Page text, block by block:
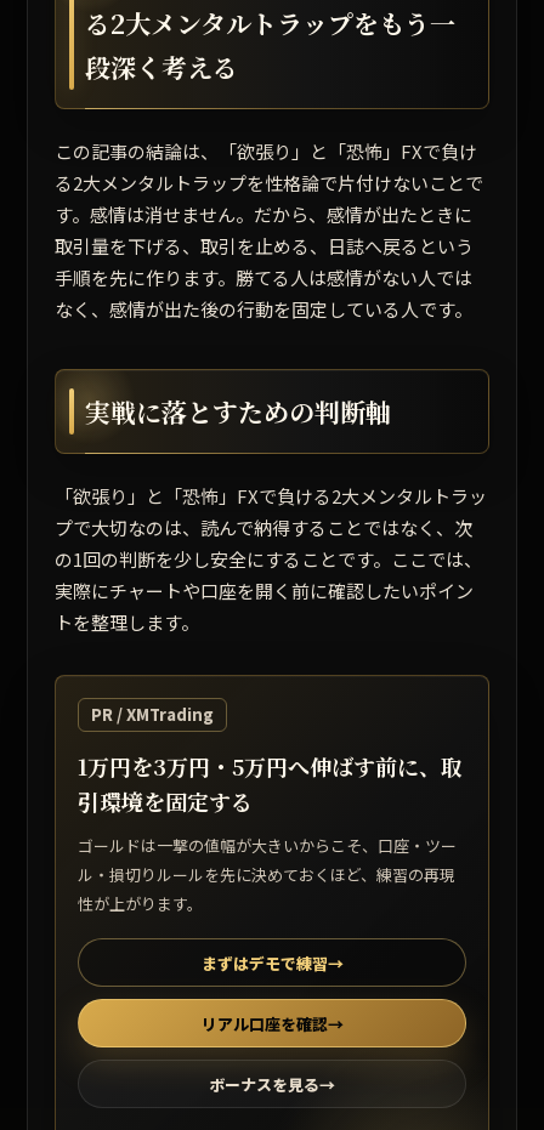
る2大メンタルトラップをもう一
段深く考える
この記事の結論は、「欲張り」と「恐怖」FXで負け
る2大メンタルトラップを性格論で片付けないことで
す。感情は消せません。だから、感情が出たときに
取引量を下げる、取引を止める、日誌へ戻るという
手順を先に作ります。勝てる人は感情がない人では
なく、感情が出た後の行動を固定している人です。
実戦に落とすための判断軸
「欲張り」と「恐怖」FXで負ける2大メンタルトラッ
プで大切なのは、読んで納得することではなく、次
の1回の判断を少し安全にすることです。ここでは、
実際にチャートや口座を開く前に確認したいポイン
トを整理します。
PR / XMTrading
1万円を3万円・5万円へ伸ばす前に、取
引環境を固定する
ゴールドは一撃の値幅が大きいからこそ、口座・ツー
ル・損切りルールを先に決めておくほど、練習の再現
性が上がります。
まずはデモで練習→
リアル口座を確認→
ボーナスを見る→